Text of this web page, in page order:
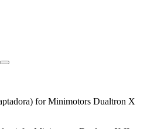
for Minimotors Dualtron X